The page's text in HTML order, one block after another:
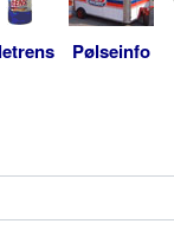
Pølseinfo